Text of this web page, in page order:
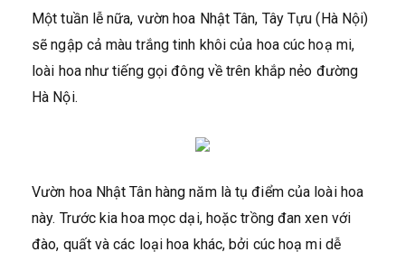
Một tuần lễ nữa, vườn hoa Nhật Tân, Tây Tựu (Hà Nội)
sẽ ngập cả màu trắng tinh khôi của hoa cúc hoạ mi,
loài hoa như tiếng gọi đông về trên khắp nẻo đường
Hà Nội.
Vườn hoa Nhật Tân hàng năm là tụ điểm của loài hoa
này. Trước kia hoa mọc dại, hoặc trồng đan xen với
đào, quất và các loại hoa khác, bởi cúc hoạ mi dễ